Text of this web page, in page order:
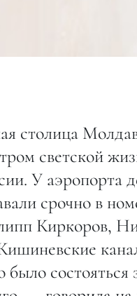
столица
светской
У аэропорта
срочно в
Киркоров,
состояться